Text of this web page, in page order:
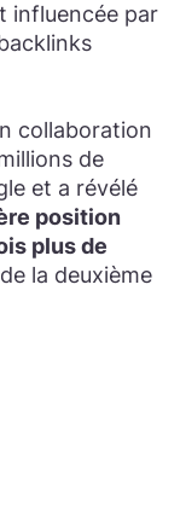
influencée par
collaboration
de
et a révélé
position
plus de
la deuxième